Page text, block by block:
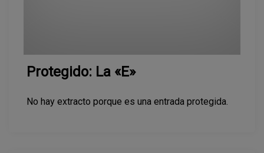
Protegido: La «E»
No hay extracto porque es una entrada protegida.